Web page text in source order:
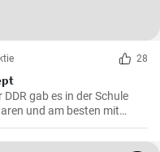
28
gab es in der Schule
und am besten mit
und Würstchen ist sehr
- ausprobieren lohnt .